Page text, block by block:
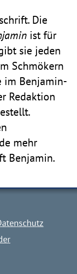
Die
ist für
sie jeden
Schmökern
im Benjamin-
Redaktion
mehr
Benjamin.